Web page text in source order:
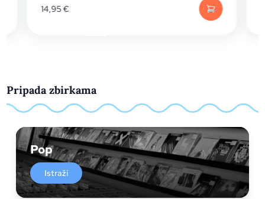
14,95€
Pripada zbirkama
Pop
Istraži